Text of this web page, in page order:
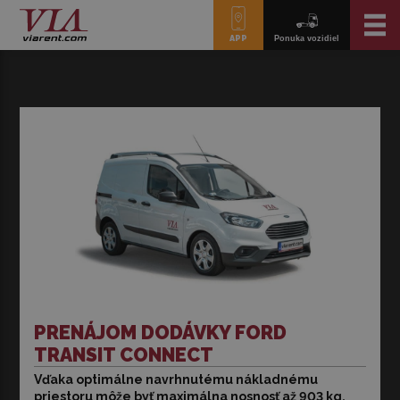
APP Ponuka vozidiel
PRENÁJOM DODÁVKY FORD
TRANSIT CONNECT
Vďaka optimálne navrhnutému nákladnému
priestoru môže byť maximálna nosnosť až 903 kg.
Vďaka optimálne navrhnutému nákladnému priestoru